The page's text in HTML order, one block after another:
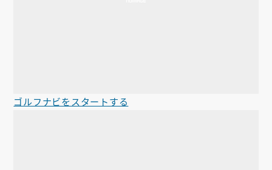
ゴルフナビをスタートする